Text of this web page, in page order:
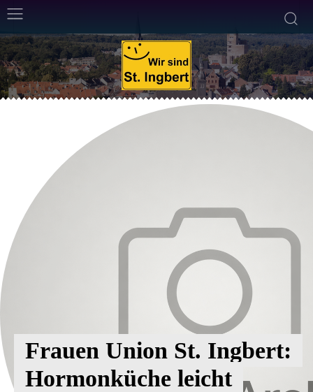
Frauen Union St. Ingbert:
Hormonküche leicht